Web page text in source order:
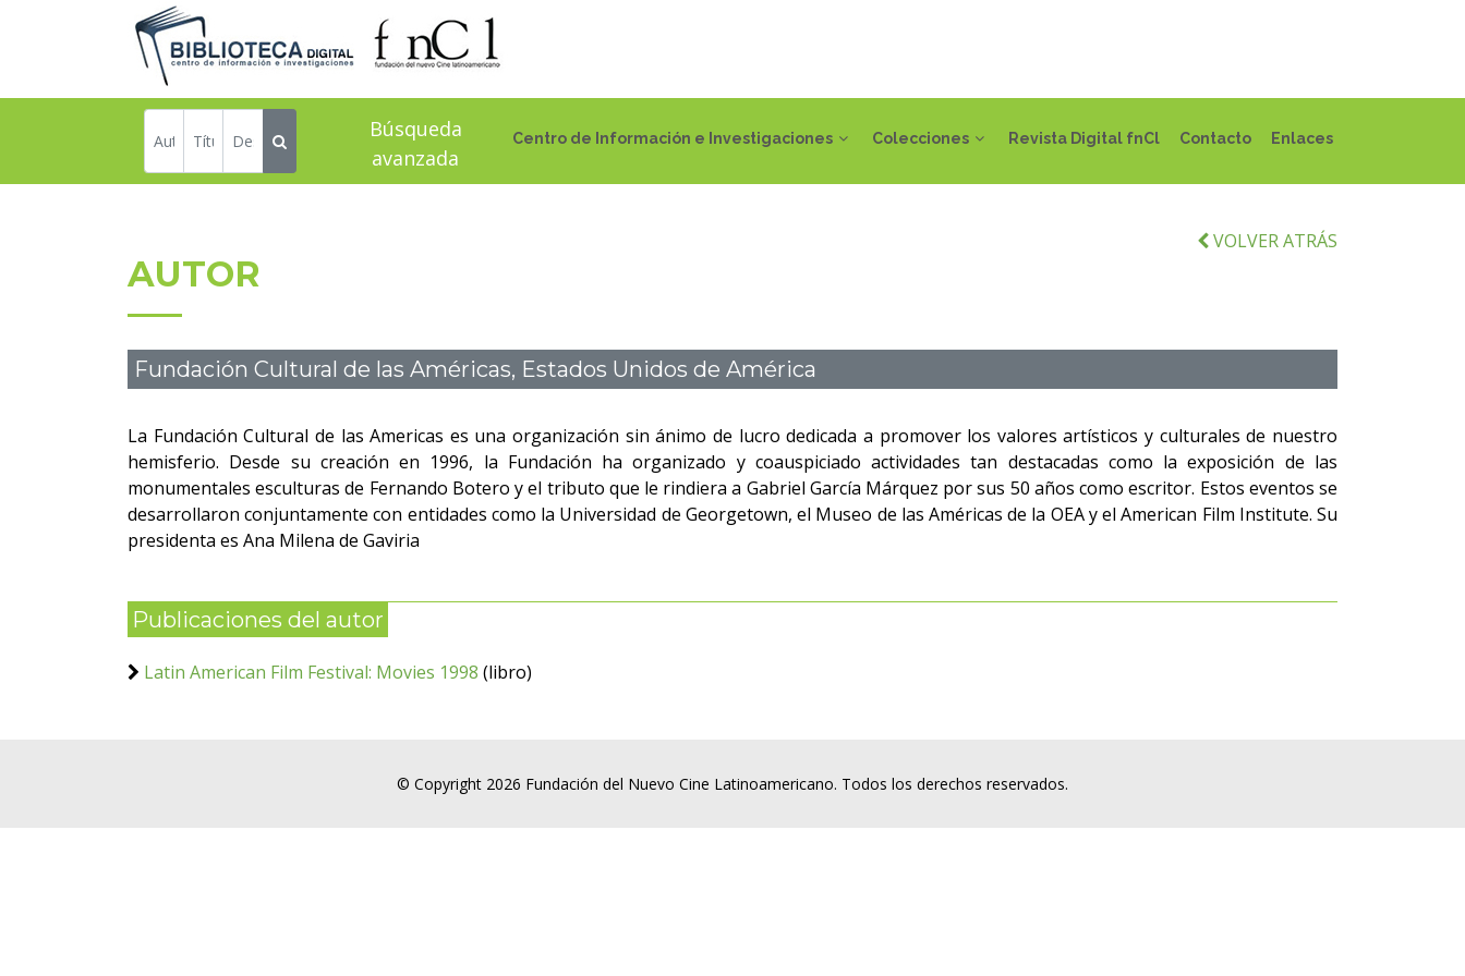
Centro de Información e Investigaciones Colecciones Revista Digital fnCl Contacto Enlaces
Búsqueda
avanzada
VOLVER ATRÁS
AUTOR
Fundación Cultural de las Américas, Estados Unidos de América
La Fundación Cultural de las Americas es una organización sin ánimo de lucro dedicada a promover los valores artísticos y culturales de nuestro
hemisferio. Desde su creación en 1996, la Fundación ha organizado y coauspiciado actividades tan destacadas como la exposición de las
monumentales esculturas de Fernando Botero y el tributo que le rindiera a Gabriel García Márquez por sus 50 años como escritor. Estos eventos se
desarrollaron conjuntamente con entidades como la Universidad de Georgetown, el Museo de las Américas de la OEA y el American Film Institute. Su
presidenta es Ana Milena de Gaviria
Publicaciones del autor
Latin American Film Festival: Movies 1998 (libro)
© Copyright 2026 Fundación del Nuevo Cine Latinoamericano. Todos los derechos reservados.